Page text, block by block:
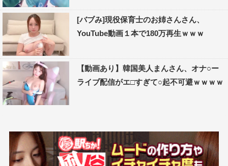
[バブみ]現役保育士のお姉さんさん、
YouTube動画１本で180万再生ｗｗｗ
【動画あり】韓国美人まんさん、オナ○ー
ライブ配信がエ□すぎて○起不可避ｗｗｗｗ